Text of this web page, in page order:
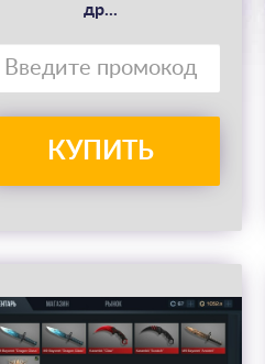
др...
КУПИТЬ